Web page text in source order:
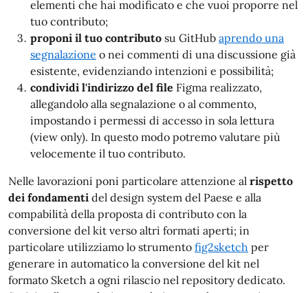
elementi che hai modificato e che vuoi proporre nel
tuo contributo;
proponi il tuo contributo su GitHub aprendo una
segnalazione o nei commenti di una discussione già
esistente, evidenziando intenzioni e possibilità;
condividi l'indirizzo del file Figma realizzato,
allegandolo alla segnalazione o al commento,
impostando i permessi di accesso in sola lettura
(view only). In questo modo potremo valutare più
velocemente il tuo contributo.
Nelle lavorazioni poni particolare attenzione al rispetto
dei fondamenti del design system del Paese e alla
compabilità della proposta di contributo con la
conversione del kit verso altri formati aperti; in
particolare utilizziamo lo strumento fig2sketch per
generare in automatico la conversione del kit nel
formato Sketch a ogni rilascio nel repository dedicato.